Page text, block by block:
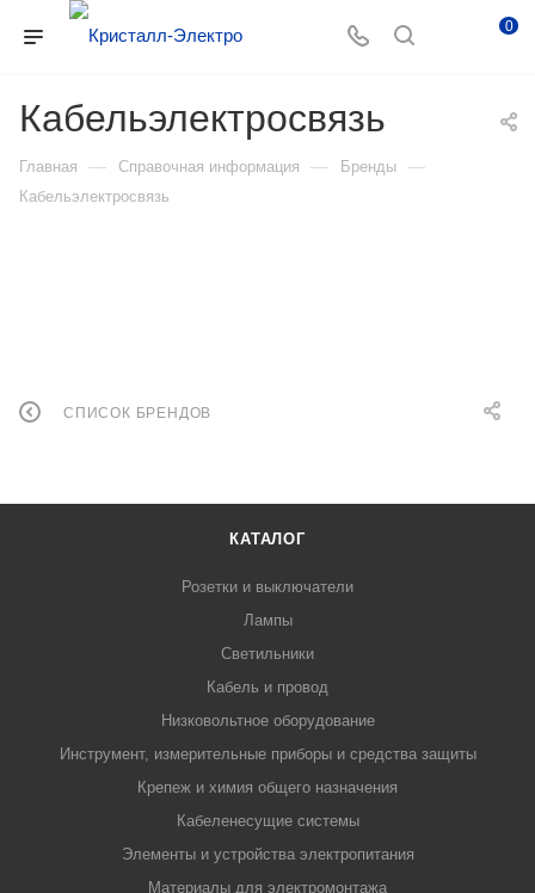
0
Кабельэлектросвязь
Главная — Справочная информация — Бренды —
Кабельэлектросвязь
СПИСОК БРЕНДОВ
КАТАЛОГ
Розетки и выключатели
Лампы
Светильники
Кабель и провод
Низковольтное оборудование
Инструмент, измерительные приборы и средства защиты
Крепеж и химия общего назначения
Кабеленесущие системы
Элементы и устройства электропитания
Материалы для электромонтажа